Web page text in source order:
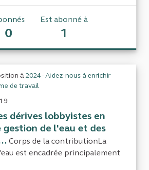
0
Est abonné à
1
à2024 - Aidez-nous à enrichir
de travail
dérives lobbyistes en
gestion de l'eau et des
Corps de la contributionLa
est encadrée principalement